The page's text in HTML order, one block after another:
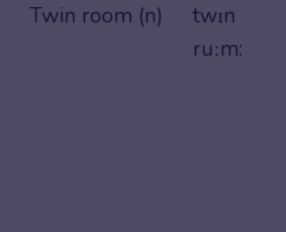
Twin room (n)
twɪn
ruːm: